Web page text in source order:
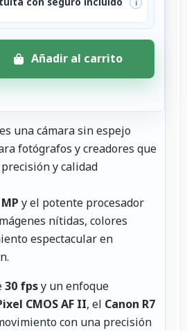
i
Añadir al carrito
es una cámara sin espejo
fotógrafos y creadores que
y calidad
y el potente procesador
nítidas, colores
espectacular en
30 fpsy un enfoque
CMOS AF II, el Canon R7
con una precisión